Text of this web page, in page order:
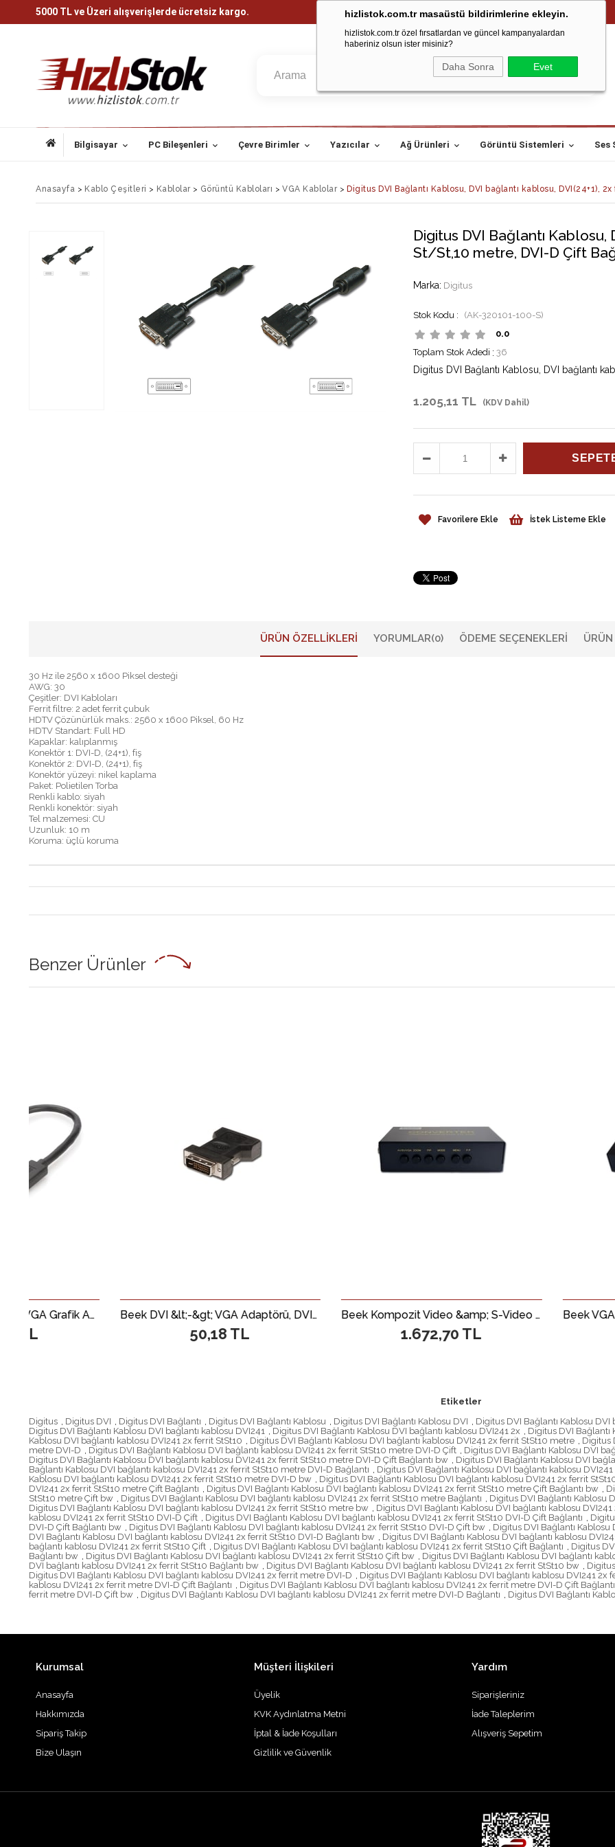
hizlistok.com.tr masaüstü bildirimlerine ekleyin.
hizlistok.com.tr özel fırsatlardan ve güncel kampanyalardan
haberiniz olsun ister misiniz?
Daha Sonra Evet
5000 TL ve Üzeri alışverişlerde ücretsiz kargo.
Bilgisayar PC Bileşenleri Çevre Birimler Yazıcılar Ağ Ürünleri Görüntü Sistemleri Ses
Anasayfa > Kablo Çeşitleri > Kablolar> Görüntü Kabloları > VGA Kablolar> Digitus DVI Bağlantı Kablosu, DVI bağlantı kablosu, DVI(24+1),
Marka: Digitus
Digitus DVI Bağlantı Kablosu,
St/St,10 metre, DVI-D Çift
(AK-320101-100-S)
0.0
Toplam Stok Adedi : 36
Digitus DVI Bağlantı Kablosu, DVI bağlantı
1.205,11 TL (KDV Dahil)
Favorilere Ekle İstek Listeme Ekle
ÜRÜN ÖZELLIKLERI YORUMLAR(0) ÖDEME SEÇENEKLERI
30 Hz ile 2560 x 1600 Piksel desteği
AWG: 30
Çeşitler: DVI Kabloları
Ferrit filtre: 2 adet ferrit çubuk
HDTV Çözünürlük maks.: 2560 x 1600 Piksel, 60 Hz
HDTV Standart: Full HD
Kapaklar: kalıplanmış
Konektör 1: DVI-D, (24+1), fiş
Konektör 2: DVI-D, (24+1), fiş
Konektör yüzeyi: nikel kaplama
Paket: Polietilen Torba
Renkli kablo: siyah
Renkli konektör: siyah
Tel malzemesi: CU
Uzunluk: 10 m
Koruma: üçlü koruma
Benzer Ürünler
Beek DVI &lt;-&gt; VGA Adaptörü, DVI-I (24 + 5) Erkek - VGA (HD15) Dişi , Siyah Renk Beek Kompozit Video &amp; S-Video Sinyalini &lt;-&gt; VGA Sinyaline Çevirici&lt;br&gt; Beek CCTV to VGA Monitor
1.672,70 TL
Etiketler
Digitus
Digitus DVI Digitus DVI Bağlantı Digitus DVI Bağlantı Kablosu Digitus DVI Bağlantı Kablosu DVI Digitus DVI Bağlantı Kablosu DVI
Digitus DVI Bağlantı Kablosu DVI bağlantı kablosu DVI241
Digitus DVI Bağlantı Kablosu DVI bağlantı kablosu DVI241 2x Digitus DVI Bağlantı
Kablosu DVI bağlantı kablosu DVI241 2x ferrit StSt10
Digitus DVI Bağlantı Kablosu DVI bağlantı kablosu DVI241 2x ferrit StSt10 metre
Digitus
metre DVI-D
Digitus DVI Bağlantı Kablosu DVI bağlantı kablosu DVI241 2x ferrit StSt10 metre DVI-D Çift Digitus DVI Bağlantı Kablosu DVI
Digitus DVI Bağlantı Kablosu DVI bağlantı kablosu DVI241 2x ferrit StSt10 metre DVI-D Çift Bağlantı bw
Digitus DVI Bağlantı Kablosu DVI
Bağlantı Kablosu DVI bağlantı kablosu DVI241 2x ferrit StSt10 metre DVI-D Bağlantı
Digitus DVI Bağlantı Kablosu DVI bağlantı kablosu
Kablosu DVI bağlantı kablosu DVI241 2x ferrit StSt10 metre DVI-D bw
Digitus DVI Bağlantı Kablosu DVI bağlantı kablosu DVI241 2x ferrit
DVI241 2x ferrit StSt10 metre Çift Bağlantı
Digitus DVI Bağlantı Kablosu DVI bağlantı kablosu DVI241 2x ferrit StSt10 metre Çift Bağlantı bw
StSt10 metre Çift bw
Digitus DVI Bağlantı Kablosu DVI bağlantı kablosu DVI241 2x ferrit StSt10 metre Bağlantı Digitus DVI Bağlantı Kablosu
Digitus DVI Bağlantı Kablosu DVI bağlantı kablosu DVI241 2x ferrit StSt10 metre bw
Digitus DVI Bağlantı Kablosu DVI bağlantı kablosu
kablosu DVI241 2x ferrit StSt10 DVI-D Çift
Digitus DVI Bağlantı Kablosu DVI bağlantı kablosu DVI241 2x ferrit StSt10 DVI-D Çift Bağlantı
DVI-D Çift Bağlantı bw
Digitus DVI Bağlantı Kablosu DVI bağlantı kablosu DVI241 2x ferrit StSt10 DVI-D Çift bw Digitus DVI Bağlantı Kablosu
DVI Bağlantı Kablosu DVI bağlantı kablosu DVI241 2x ferrit StSt10 DVI-D Bağlantı bw
Digitus DVI Bağlantı Kablosu DVI bağlantı kablosu
bağlantı kablosu DVI241 2x ferrit StSt10 Çift
Digitus DVI Bağlantı Kablosu DVI bağlantı kablosu DVI241 2x ferrit StSt10 Çift Bağlantı
Digitus
Bağlantı bw
Digitus DVI Bağlantı Kablosu DVI bağlantı kablosu DVI241 2x ferrit StSt10 Çift bw Digitus DVI Bağlantı Kablosu DVI bağlantı
DVI bağlantı kablosu DVI241 2x ferrit StSt10 Bağlantı bw
Digitus DVI Bağlantı Kablosu DVI bağlantı kablosu DVI241 2x ferrit StSt10 bw
Digitus DVI Bağlantı Kablosu DVI bağlantı kablosu DVI241 2x ferrit metre DVI-D
Digitus DVI Bağlantı Kablosu DVI bağlantı kablosu DVI241 2x
kablosu DVI241 2x ferrit metre DVI-D Çift Bağlantı
Digitus DVI Bağlantı Kablosu DVI bağlantı kablosu DVI241 2x ferrit metre DVI-D Çift
ferrit metre DVI-D Çift bw
Digitus DVI Bağlantı Kablosu DVI bağlantı kablosu DVI241 2x ferrit metre DVI-D Bağlantı Digitus DVI Bağlantı
Kurumsal
Anasayfa
Hakkımızda
Sipariş Takip
Bize Ulaşın
Müşteri İlişkileri
Üyelik
KVK Aydınlatma Metni
İptal & İade Koşulları
Gizlilik ve Güvenlik
Yardım
Siparişleriniz
İade Taleplerim
Alışveriş Sepetim